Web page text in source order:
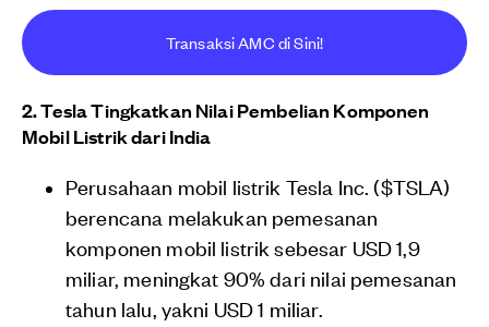
Transaksi AMC di Sini!
2. Tesla Tingkatkan Nilai Pembelian Komponen
Mobil Listrik dari India
Perusahaan mobil listrik Tesla Inc. ($TSLA)
berencana melakukan pemesanan
komponen mobil listrik sebesar USD 1,9
miliar, meningkat 90% dari nilai pemesanan
tahun lalu, yakni USD 1 miliar.